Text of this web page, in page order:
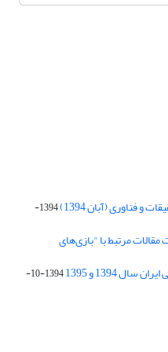
فناوری (آبان 1394)
1394-
1395 برای دریافت مقالات مرتبط با "بازی‌های
1394 و 1395
1394-10-